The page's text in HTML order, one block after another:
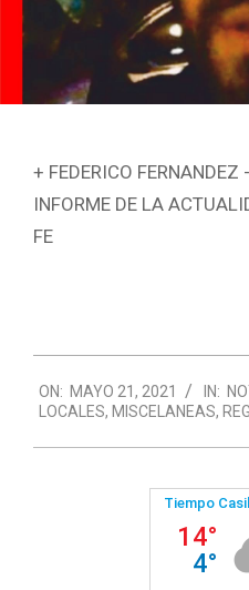
+ FEDERICO
INFORME DE LA
FE
05-
21
ON: MAYO 21, 2021 IN:
LOCALES, MISCELANEAS,